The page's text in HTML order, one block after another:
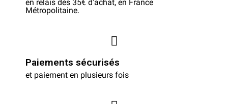
en relais dès 35€ d'achat, en France
Métropolitaine.
Paiements sécurisés
et paiement en plusieurs fois